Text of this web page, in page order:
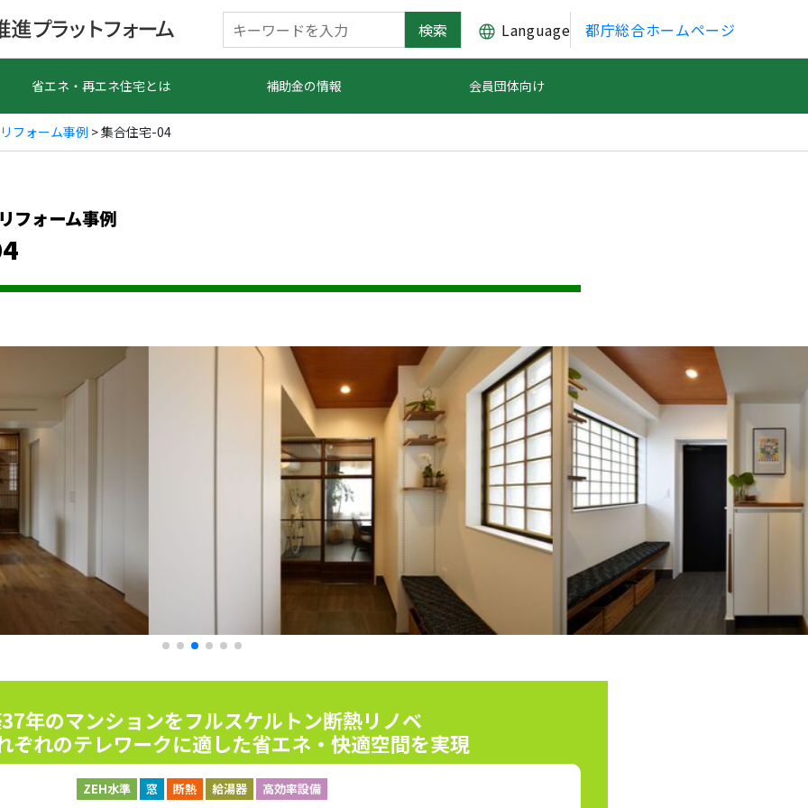
Language 都庁総合ホームページ
省エネ・再エネ住宅とは 補助金の情報 会員団体向け
フォーム事例 > 集合住宅-04
フォーム事例
年のマンションをフルスケルトン断熱リノベ
ぞれのテレワークに適した省エネ・快適空間を実現
ZEH水準 窓 断熱 給湯器 高効率設備